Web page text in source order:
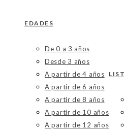
EDADES
De 0 a 3 años
Desde 3 años
A partir de 4 años
A partir de 6 años
A partir de 8 años
A partir de 10 años
A partir de 12 años